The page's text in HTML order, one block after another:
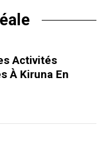
Activités
À Kiruna En